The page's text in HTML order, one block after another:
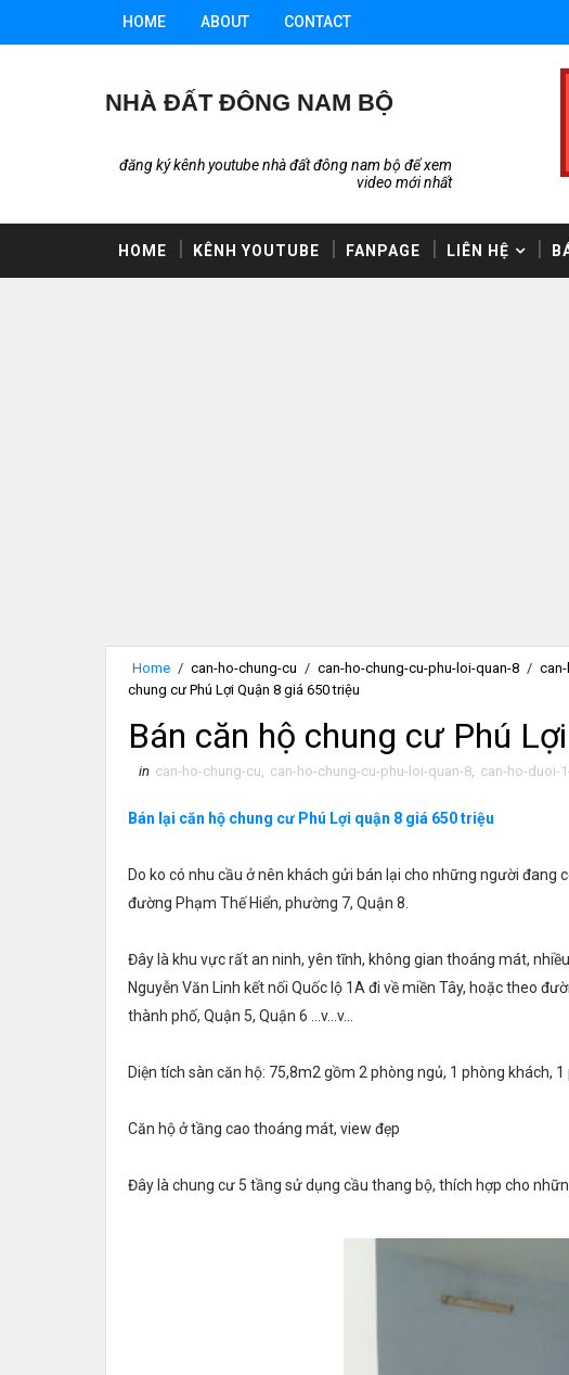
HOME ABOUT CONTACT
NHÀ ĐẤT ĐÔNG NAM BỘ
đăng ký kênh youtube nhà đất đông nam bộ để xem
video mới nhất
HOME KÊNH YOUTUBE FANPAGE LIÊN HỆ
Home / can-ho-chung-cu / can-ho-chung-cu-phu-loi-quan-8 /
chung cư Phú Lợi Quận 8 giá 650 triệu
Bán căn hộ chung cư Phú
in can-ho-chung-cu, can-ho-chung-cu-phu-loi-quan-8, can-ho-duoi-
Bán lại căn hộ chung cư Phú Lợi quận 8 giá 650 triệu
Do ko có nhu cầu ở nên khách gửi bán lại cho những người đang
đường Phạm Thế Hiển, phường 7, Quận 8.
Đây là khu vực rất an ninh, yên tĩnh, không gian thoáng mát,
Nguyễn Văn Linh kết nối Quốc lộ 1A đi về miền Tây, hoặc theo
thành phố, Quận 5, Quận 6 ...v...v...
Diện tích sàn căn hộ: 75,8m2 gồm 2 phòng ngủ, 1 phòng khách,
Căn hộ ở tầng cao thoáng mát, view đẹp
Đây là chung cư 5 tầng sử dụng cầu thang bộ, thích hợp cho